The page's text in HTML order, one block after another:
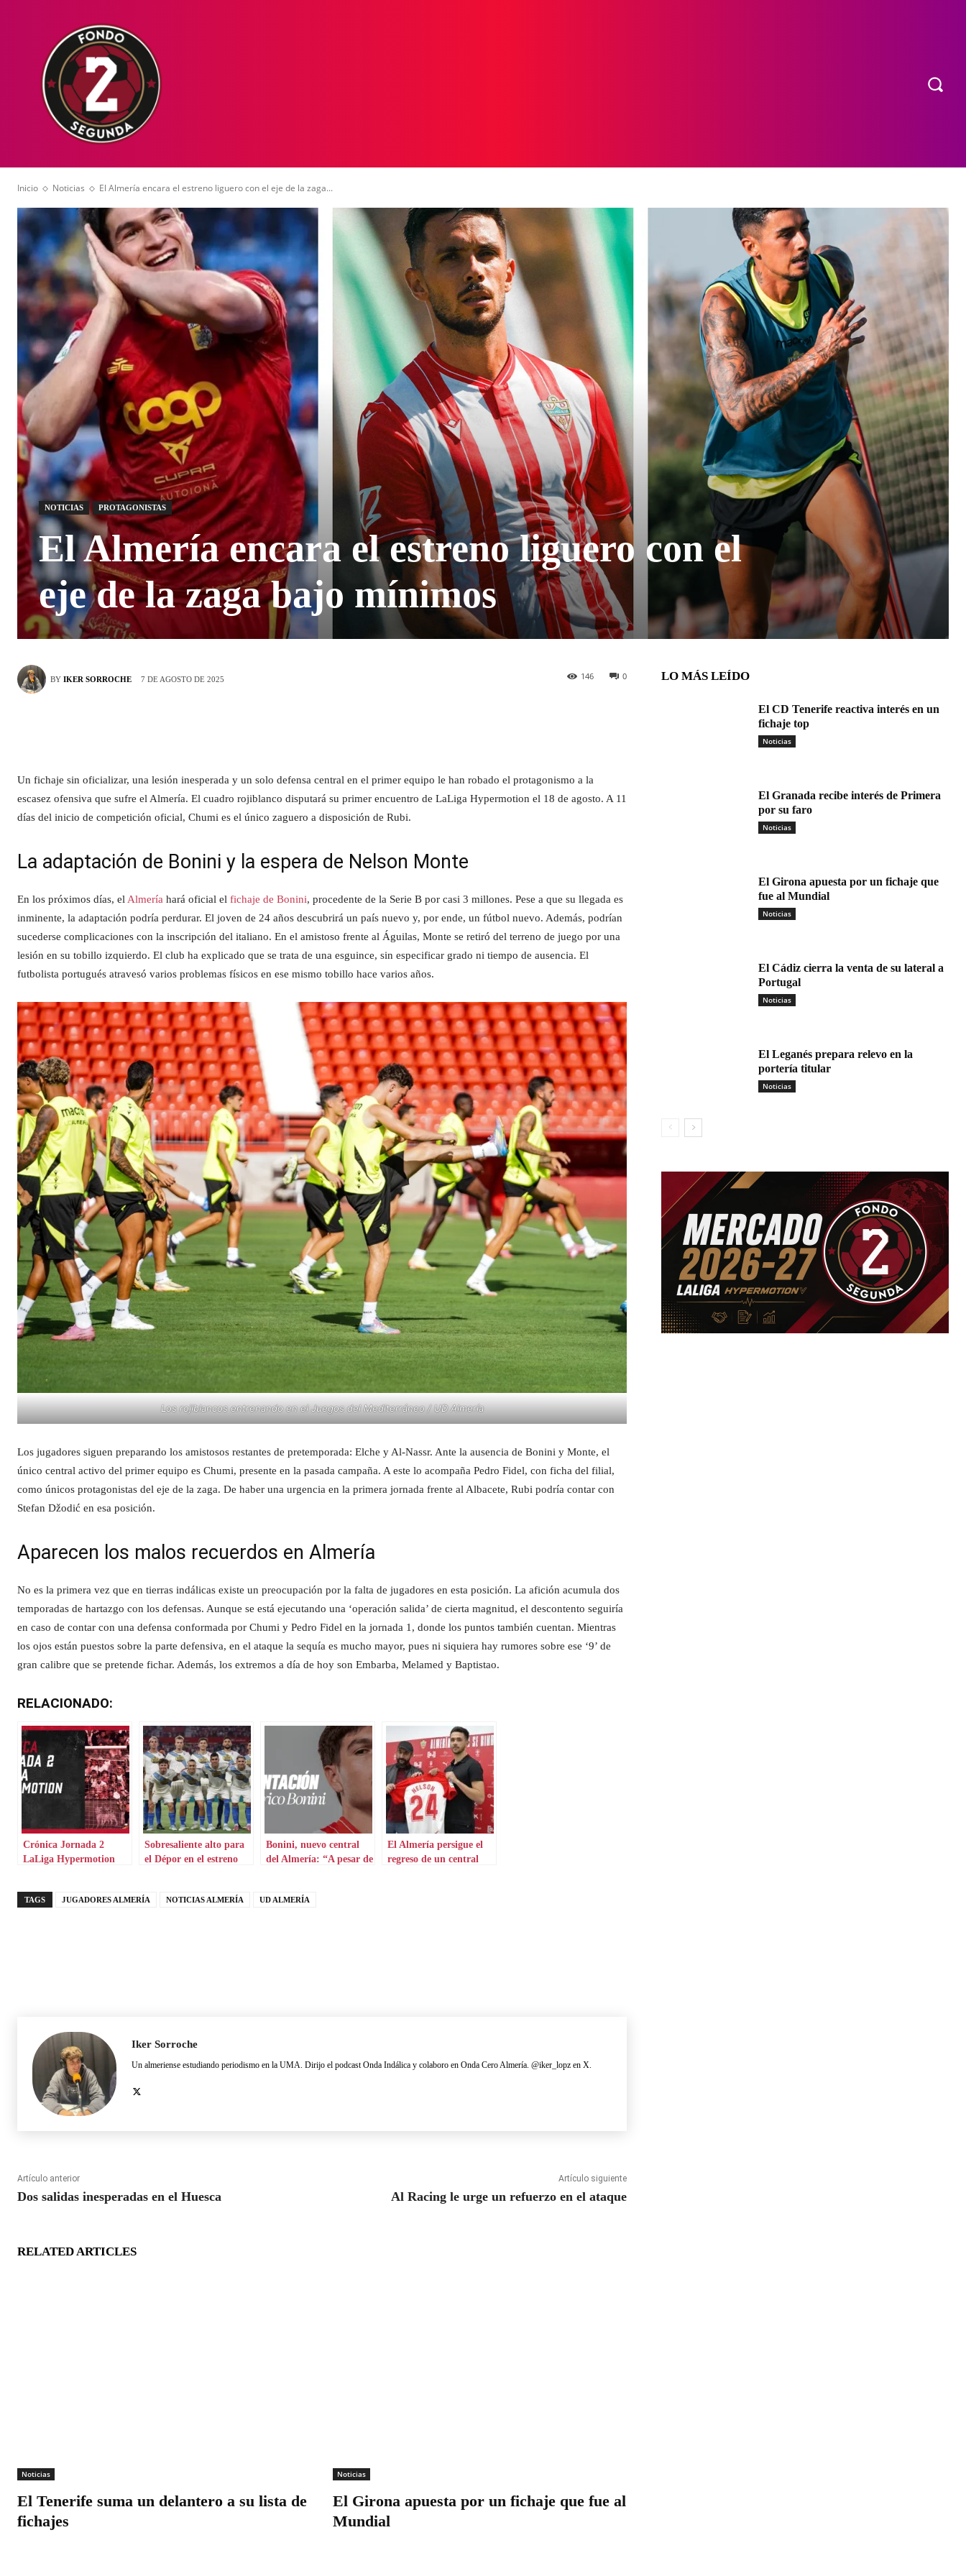
Inicio Noticias El Almería encara el estreno liguero con el eje de la zaga...
NOTICIAS PROTAGONISTAS
El Almería encara el estreno liguero con el
eje de la zaga bajo mínimos
BY IKER SORROCHE 7 DE AGOSTO DE 2025 0
146
Un fichaje sin oficializar, una lesión inesperada y un solo defensa central en el primer equipo le han robado el protagonismo a la
escasez ofensiva que sufre el Almería. El cuadro rojiblanco disputará su primer encuentro de LaLiga Hypermotion el 18 de agosto. A 11
días del inicio de competición oficial, Chumi es el único zaguero a disposición de Rubi.
La adaptación de Bonini y la espera de Nelson Monte
En los próximos días, elAlmería hará oficial el fichaje de Bonini, procedente de la Serie B por casi 3 millones. Pese a que su llegada es
inminente, la adaptación podría perdurar. El joven de 24 años descubrirá un país nuevo y, por ende, un fútbol nuevo. Además, podrían
sucederse complicaciones con la inscripción del italiano. En el amistoso frente al Águilas, Monte se retiró del terreno de juego por una
lesión en su tobillo izquierdo. El club ha explicado que se trata de una esguince, sin especificar grado ni tiempo de ausencia. El
futbolista portugués atravesó varios problemas físicos en ese mismo tobillo hace varios años.
Los rojiblancos entrenando en el Juegos del Mediterráneo / UD Almería
Los jugadores siguen preparando los amistosos restantes de pretemporada: Elche y Al-Nassr. Ante la ausencia de Bonini y Monte, el
único central activo del primer equipo es Chumi, presente en la pasada campaña. A este lo acompaña Pedro Fidel, con ficha del filial,
como únicos protagonistas del eje de la zaga. De haber una urgencia en la primera jornada frente al Albacete, Rubi podría contar con
Stefan Džodić en esa posición.
Aparecen los malos recuerdos en Almería
No es la primera vez que en tierras indálicas existe un preocupación por la falta de jugadores en esta posición. La afición acumula dos
temporadas de hartazgo con los defensas. Aunque se está ejecutando una ‘operación salida’ de cierta magnitud, el descontento seguiría
en caso de contar con una defensa conformada por Chumi y Pedro Fidel en la jornada 1, donde los puntos también cuentan. Mientras
los ojos están puestos sobre la parte defensiva, en el ataque la sequía es mucho mayor, pues ni siquiera hay rumores sobre ese ‘9’ de
gran calibre que se pretende fichar. Además, los extremos a día de hoy son Embarba, Melamed y Baptistao.
RELACIONADO:
Crónica Jornada 2
LaLiga Hypermotion
Sobresaliente alto para
el Dépor en el estreno
Bonini, nuevo central
del Almería: “A pesar de
oferta”
El Almería persigue el
regreso de un central
TAGS JUGADORES ALMERÍA NOTICIAS ALMERÍA UD ALMERÍA
Iker Sorroche
Un almeriense estudiando periodismo en la UMA. Dirijo el podcast Onda Indálica y colaboro en Onda Cero Almería. @iker_lopz en X.
Artículo anterior
Dos salidas inesperadas en el Huesca
Artículo siguiente
Al Racing le urge un refuerzo en el ataque
RELATED ARTICLES
Noticias
El Tenerife suma un delantero a su lista de
fichajes
Noticias
El Girona apuesta por un fichaje que fue al
Mundial
LO MÁS LEÍDO
El CD Tenerife reactiva interés en un
fichaje top
Noticias
El Granada recibe interés de Primera
por su faro
Noticias
El Girona apuesta por un fichaje que
fue al Mundial
Noticias
El Cádiz cierra la venta de su lateral a
Portugal
Noticias
El Leganés prepara relevo en la
portería titular
Noticias